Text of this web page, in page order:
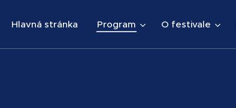
Hlavná stránka Program O festivale